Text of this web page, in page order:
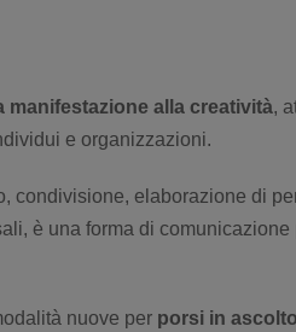
manifestazione alla creatività,
e organizzazioni.
condivisione, elaborazione di
è una forma di
nuove per porsi in